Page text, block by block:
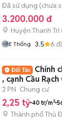
Đã sử dụng (chưa
3.200.000 đ
Huyện Thanh Trì
E Thống 3.5 6
Chính
, cạnh Cầu
250
2 PN Chung cư
2,25 tỷ 40 tr/m²
Thành phố Thủ